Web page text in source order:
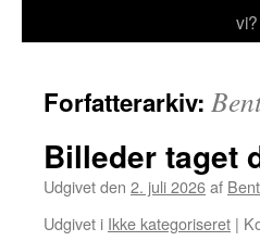
vi?
Forfatterarkiv:
Billeder taget
Udgivet den 2. juli 2026af
Udgivet i Ikke kategoriseret |